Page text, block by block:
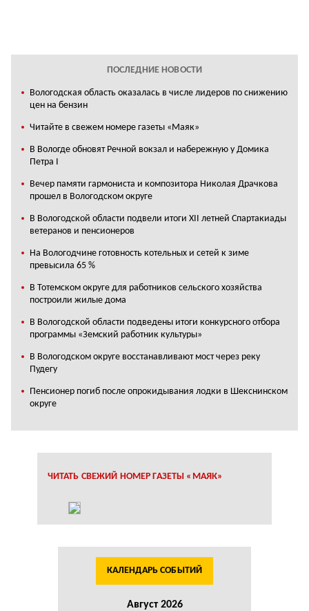
ПОСЛЕДНИЕ НОВОСТИ
Вологодская область оказалась в числе лидеров по снижению
цен на бензин
Читайте в свежем номере газеты «Маяк»
В Вологде обновят Речной вокзал и набережную у Домика
Петра I
Вечер памяти гармониста и композитора Николая Драчкова
прошел в Вологодском округе
В Вологодской области подвели итоги XII летней Спартакиады
ветеранов и пенсионеров
На Вологодчине готовность котельных и сетей к зиме
превысила 65 %
В Тотемском округе для работников сельского хозяйства
построили жилые дома
В Вологодской области подведены итоги конкурсного отбора
программы «Земский работник культуры»
В Вологодском округе восстанавливают мост через реку
Пудегу
Пенсионер погиб после опрокидывания лодки в Шекснинском
округе
ЧИТАТЬ СВЕЖИЙ НОМЕР ГАЗЕТЫ «МАЯК»
КАЛЕНДАРЬ СОБЫТИЙ
Август 2026